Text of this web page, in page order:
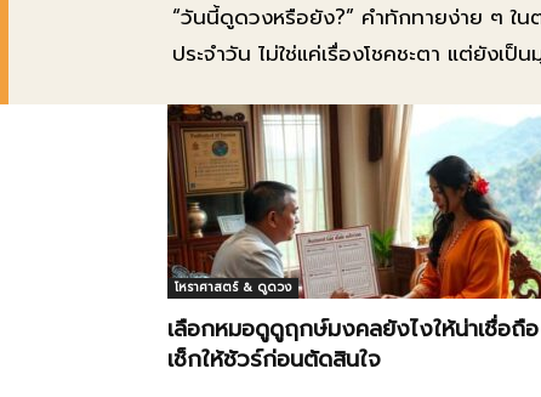
“วันนี้ดูดวงหรือยัง?” คำทักทายง่าย ๆ ใน
ประจำวัน ไม่ใช่แค่เรื่องโชคชะตา แต่ยังเป็
โหราศาสตร์ & ดูดวง
เลือกหมอดูดูฤกษ์มงคลยังไงให้น่าเชื่อถือ
เช็กให้ชัวร์ก่อนตัดสินใจ